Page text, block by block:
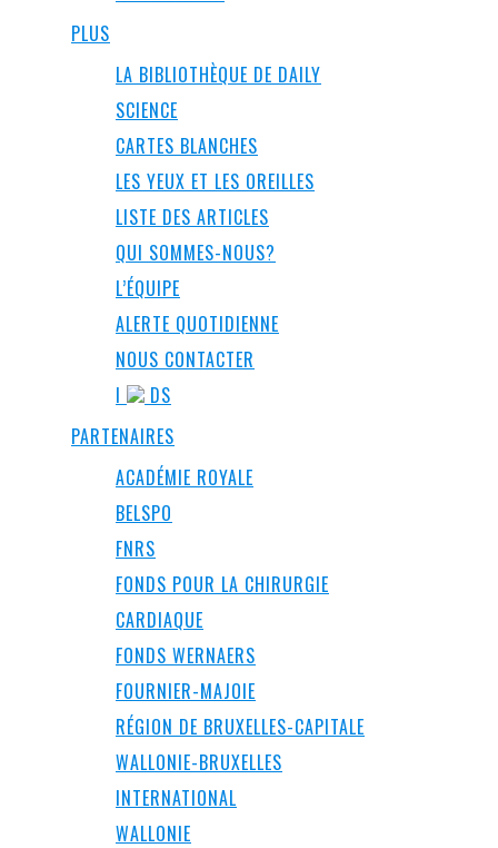
PLUS
LA BIBLIOTHÈQUE DE DAILY
SCIENCE
CARTES BLANCHES
LES YEUX ET LES OREILLES
LISTE DES ARTICLES
QUI SOMMES-NOUS?
L’ÉQUIPE
ALERTE QUOTIDIENNE
NOUS CONTACTER
I
DS
PARTENAIRES
ACADÉMIE ROYALE
BELSPO
FNRS
FONDS POUR LA CHIRURGIE
CARDIAQUE
FONDS WERNAERS
FOURNIER-MAJOIE
RÉGION DE BRUXELLES-CAPITALE
WALLONIE-BRUXELLES
INTERNATIONAL
WALLONIE